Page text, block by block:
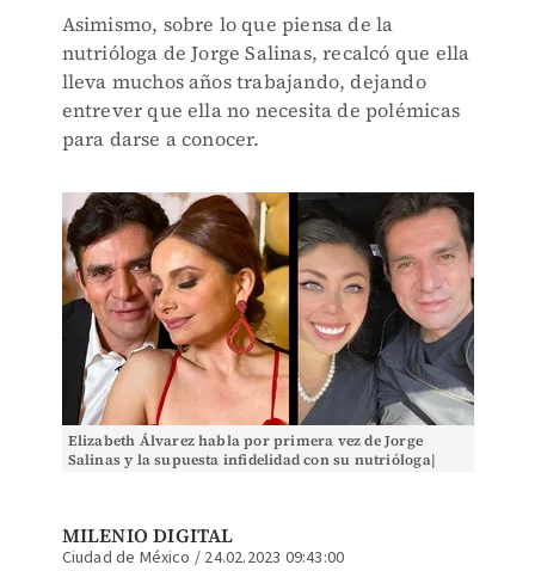
Asimismo, sobre lo que piensa de la
nutrióloga de Jorge Salinas, recalcó que ella
lleva muchos años trabajando, dejando
entrever que ella no necesita de polémicas
para darse a conocer.
Elizabeth Álvarez habla por primera vez de Jorge
Salinas y la supuesta infidelidad con su nutrióloga|
MILENIO DIGITAL
Ciudad de México / 24.02.2023 09:43:00